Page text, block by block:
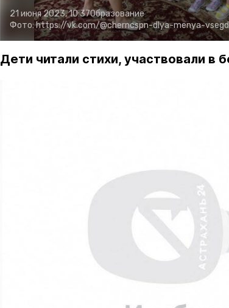
21 июня 2023, 10:37Образование
Фото:https://vk.com/@cherncspn-dlya-menya-
Дети читали стихи, участвовали в